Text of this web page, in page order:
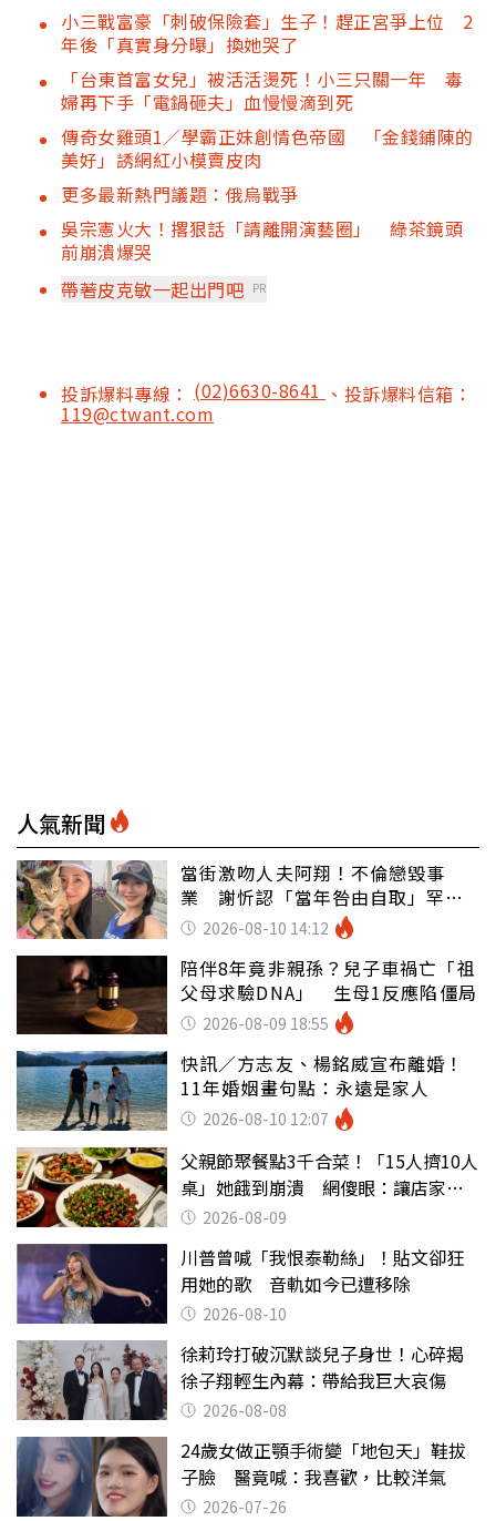
小三戰富豪「刺破保險套」生子！趕正宮爭上位 2
年後「真實身分曝」換她哭了
「台東首富女兒」被活活燙死！小三只關一年 毒
婦再下手「電鍋砸夫」血慢慢滴到死
傳奇女雞頭1／學霸正妹創情色帝國 「金錢鋪陳的
美好」誘網紅小模賣皮肉
更多最新熱門議題：俄烏戰爭
吳宗憲火大！撂狠話「請離開演藝圈」 綠茶鏡頭
前崩潰爆哭
帶著皮克敏一起出門吧 PR
投訴爆料專線： (02)6630-8641 、投訴爆料信箱：
119@ctwant.com
人氣新聞
當街激吻人夫阿翔！不倫戀毀事
業 謝忻認「當年咎由自取」罕吐
心聲2026-08-10 14:12
陪伴8年竟非親孫？兒子車禍亡「祖
父母求驗DNA」 生母1反應陷僵局
2026-08-09 18:55
快訊／方志友、楊銘威宣布離婚！
11年婚姻畫句點：永遠是家人
2026-08-10 12:07
父親節聚餐點3千合菜！「15人擠10人
桌」她餓到崩潰 網傻眼：讓店家看
笑話2026-08-09
川普曾喊「我恨泰勒絲」！貼文卻狂
用她的歌 音軌如今已遭移除
2026-08-10
徐莉玲打破沉默談兒子身世！心碎揭
徐子翔輕生內幕：帶給我巨大哀傷
2026-08-08
24歲女做正顎手術變「地包天」鞋拔
子臉 醫竟喊：我喜歡，比較洋氣
2026-07-26